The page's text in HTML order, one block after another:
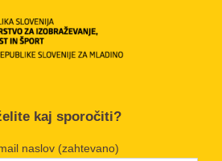
kaj sporočiti?
naslov (zahtevano)